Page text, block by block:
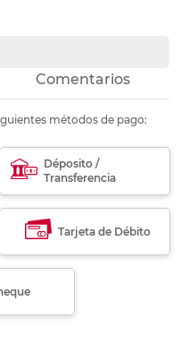
Comentarios
métodos de pago:
Déposito /
Transferencia
Tarjeta de Débito